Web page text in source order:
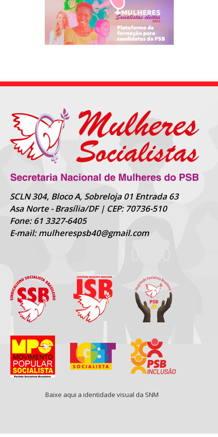
SCLN 304, Bloco A, Sobreloja 01 Entrada 63
Asa Norte - Brasília/DF | CEP: 70736-510
Fone: 61 3327-6405
E-mail: mulherespsb40@gmail.com
Baixe aqui a identidade visual da SNM